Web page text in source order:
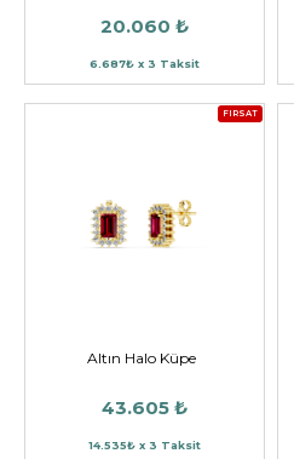
20.060 ₺
6.687₺ x 3 Taksit
FIRSAT
Altın Halo Küpe
43.605 ₺
14.535₺ x 3 Taksit